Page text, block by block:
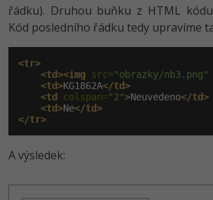
řádku). Druhou buňku z HTML
Kód posledního řádku tedy upravíme
<tr>
<td><img src="obrazky/nb3.png"
<td>KG1862A</td>
<td
colspan="2">Neuvedeno</td>
<td>Ne</td>
</tr>
A výsledek: